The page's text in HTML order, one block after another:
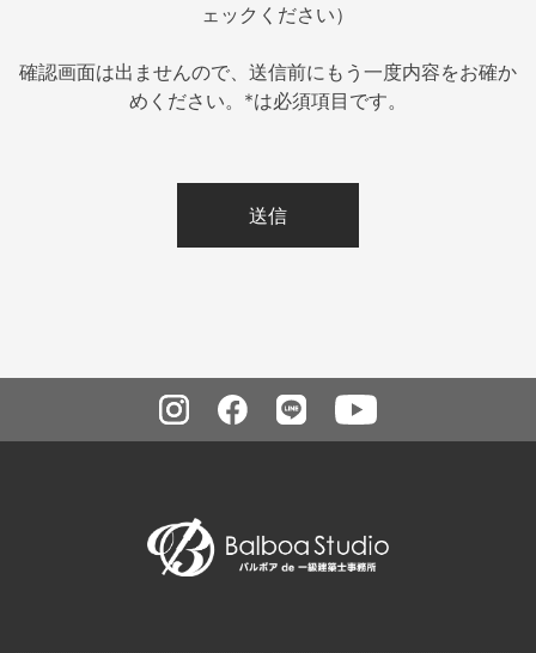
ェックください）
確認画面は出ませんので、送信前にもう一度内容をお確か
めください。*は必須項目です。